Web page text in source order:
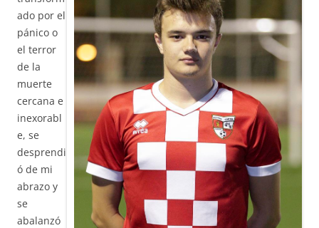
ado por el
pánico o
el terror
de la
muerte
cercana e
inexorabl
e, se
desprendi
ó de mi
abrazo y
se
abalanzó